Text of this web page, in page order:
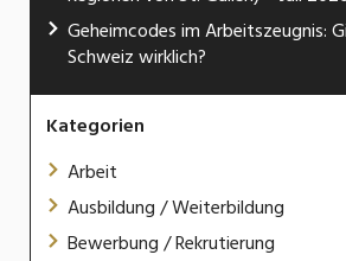
Geheimcodes im Arbeitszeugnis:
Schweiz wirklich?
Kategorien
Arbeit
Ausbildung / Weiterbildung
Bewerbung / Rekrutierung